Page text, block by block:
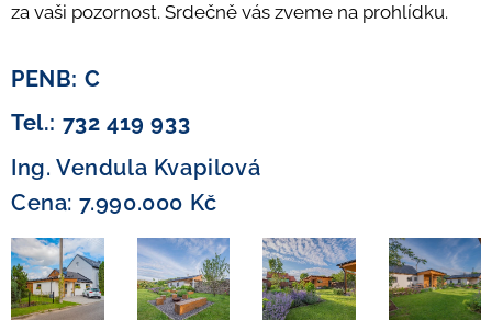
za vaši pozornost. Srdečně vás zveme na prohlídku.
PENB: C
Tel.: 732 419 933
Ing. Vendula Kvapilová
Cena: 7.990.000 Kč